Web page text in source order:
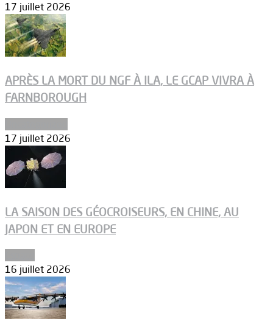
17 juillet 2026
APRÈS LA MORT DU NGF À ILA, LE GCAP VIVRA À
FARNBOROUGH
17 juillet 2026
LA SAISON DES GÉOCROISEURS, EN CHINE, AU
JAPON ET EN EUROPE
16 juillet 2026